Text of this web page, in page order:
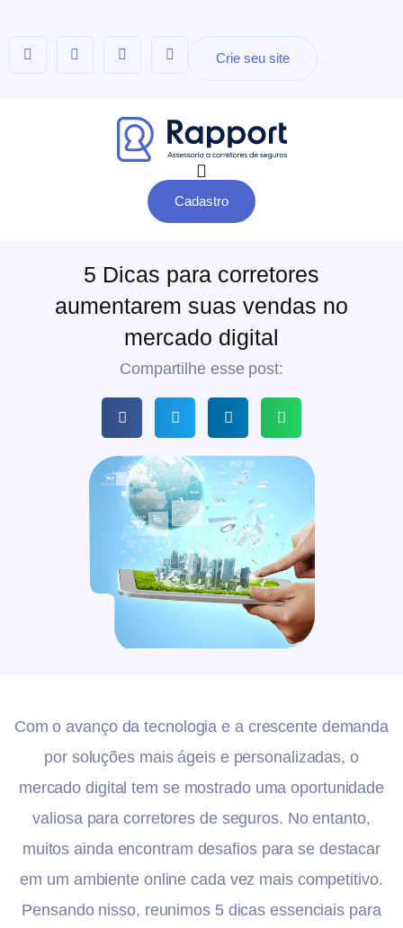
Crie seu site
Cadastro
5 Dicas para corretores
aumentarem suas vendas no
mercado digital
Compartilhe esse post:
Com o avanço da tecnologia e a crescente demanda
por soluções mais ágeis e personalizadas, o
mercado digital tem se mostrado uma oportunidade
valiosa para corretores de seguros. No entanto,
muitos ainda encontram desafios para se destacar
em um ambiente online cada vez mais competitivo.
Pensando nisso, reunimos 5 dicas essenciais para